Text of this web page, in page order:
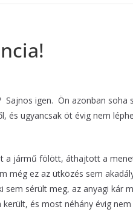
igen. Ön azonban soha
ugyancsak öt évig nem
a jármű fölött, áthajtott a
még ez az ütközés sem
sérült meg, az anyagi kár
és most néhány évig